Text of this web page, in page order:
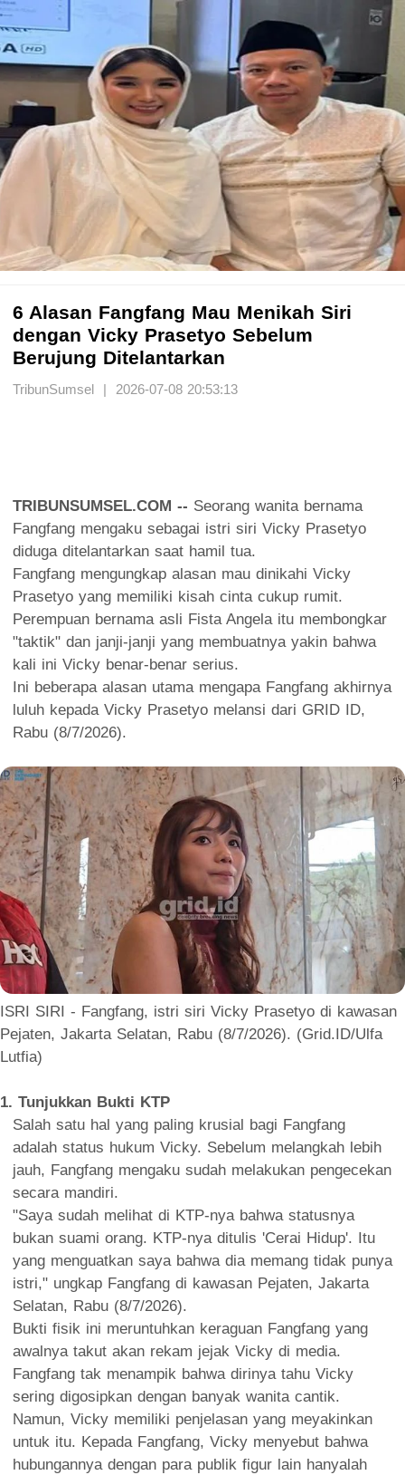
6 Alasan Fangfang Mau Menikah Siri
dengan Vicky Prasetyo Sebelum
Berujung Ditelantarkan
TribunSumsel | 2026-07-08 20:53:13
TRIBUNSUMSEL.COM -- Seorang wanita bernama
Fangfang mengaku sebagai istri siri Vicky Prasetyo
diduga ditelantarkan saat hamil tua.
Fangfang mengungkap alasan mau dinikahi Vicky
Prasetyo yang memiliki kisah cinta cukup rumit.
Perempuan bernama asli Fista Angela itu membongkar
"taktik" dan janji-janji yang membuatnya yakin bahwa
kali ini Vicky benar-benar serius.
Ini beberapa alasan utama mengapa Fangfang akhirnya
luluh kepada Vicky Prasetyo melansi dari GRID ID,
Rabu (8/7/2026).
ISRI SIRI - Fangfang, istri siri Vicky Prasetyo di kawasan
Pejaten, Jakarta Selatan, Rabu (8/7/2026). (Grid.ID/Ulfa
Lutfia)
1. Tunjukkan Bukti KTP
Salah satu hal yang paling krusial bagi Fangfang
adalah status hukum Vicky. Sebelum melangkah lebih
jauh, Fangfang mengaku sudah melakukan pengecekan
secara mandiri.
"Saya sudah melihat di KTP-nya bahwa statusnya
bukan suami orang. KTP-nya ditulis 'Cerai Hidup'. Itu
yang menguatkan saya bahwa dia memang tidak punya
istri," ungkap Fangfang di kawasan Pejaten, Jakarta
Selatan, Rabu (8/7/2026).
Bukti fisik ini meruntuhkan keraguan Fangfang yang
awalnya takut akan rekam jejak Vicky di media.
Fangfang tak menampik bahwa dirinya tahu Vicky
sering digosipkan dengan banyak wanita cantik.
Namun, Vicky memiliki penjelasan yang meyakinkan
untuk itu. Kepada Fangfang, Vicky menyebut bahwa
hubungannya dengan para publik figur lain hanyalah